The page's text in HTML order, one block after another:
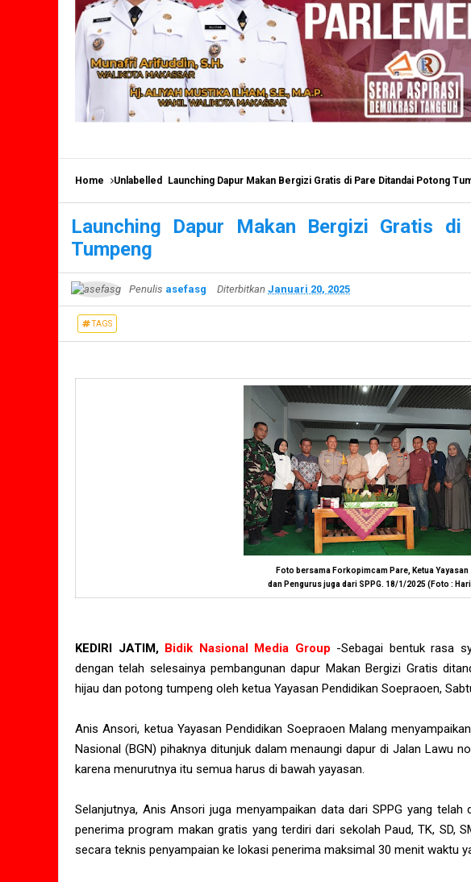
Home Unlabelled Launching Dapur Makan Bergizi Gratis di Pare Ditandai Potong
Launching Dapur Makan Bergizi Gratis
Tumpeng
Penulis asefasg Diterbitkan Januari 20, 2025
TAGS
Foto bersama Forkopimcam Pare, Ketua Yayasan
dan Pengurus juga dari SPPG. 18/1/2025 (Foto :
KEDIRI JATIM, Bidik Nasional Media Group -Sebagai bentuk rasa
dengan telah selesainya pembangunan dapur Makan Bergizi Gratis
hijau dan potong tumpeng oleh ketua Yayasan Pendidikan Soepraoen,
Anis Ansori, ketua Yayasan Pendidikan Soepraoen Malang
Nasional (BGN) pihaknya ditunjuk dalam menaungi dapur di Jalan Lawu
karena menurutnya itu semua harus di bawah yayasan.
Selanjutnya, Anis Ansori juga menyampaikan data dari SPPG yang telah
penerima program makan gratis yang terdiri dari sekolah Paud, TK, SD,
secara teknis penyampaian ke lokasi penerima maksimal 30 menit waktu